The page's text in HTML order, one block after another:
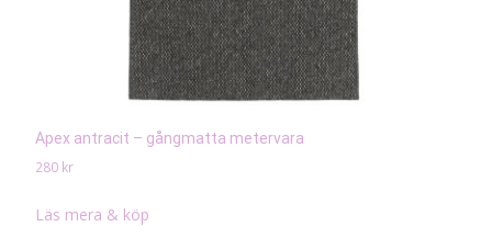
Apex antracit – gångmatta metervara
280 kr
Läs mera & köp